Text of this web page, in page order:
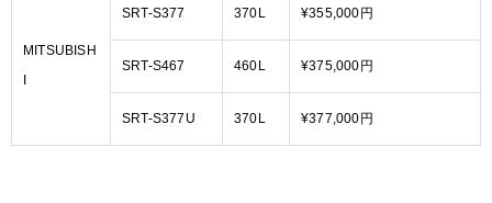
MITSUBISH
I
SRT-S377 370L ¥355,000円
SRT-S467 460L ¥375,000円
SRT-S377U 370L ¥377,000円